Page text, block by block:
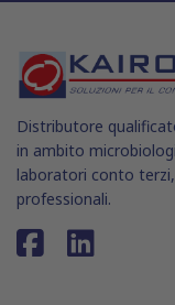
Distributore
in ambito
laboratori conto
professionali.